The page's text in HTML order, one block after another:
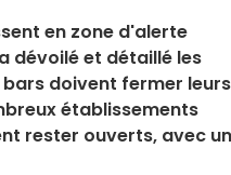
en zone d'alerte
dévoilé et détaillé les
doivent fermer leurs
établissements
rester ouverts, avec un